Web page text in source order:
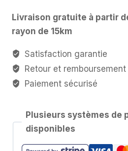
à
Huile
-
Oiseaux
et
Livraison gratuite à partir
rayon de 15km
Satisfaction garantie
Retour et remboursement
Paiement sécurisé
Plusieurs systèmes de
disponibles